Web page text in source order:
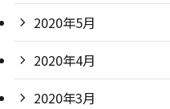
2020年5月
2020年4月
2020年3月